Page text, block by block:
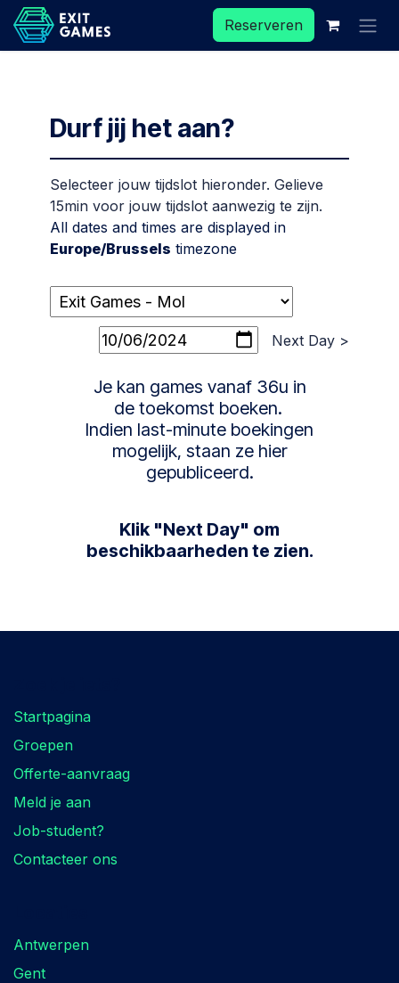
Overslaan naar inhoud
Reserveren
Durf jij het aan?
Selecteer jouw tijdslot hieronder. Gelieve
15min voor jouw tijdslot aanwezig te zijn.
All dates and times are displayed in
Europe/Brussels timezone
Next Day >
Je kan games vanaf 36u in
de toekomst boeken.
Indien last-minute boekingen
mogelijk, staan ze hier
gepubliceerd.
Klik "Next Day" om
beschikbaarheden te zien.
Startpagina
Groepen
Offerte-aanvraag
Meld je aan
Job-student?
Contacteer ons
Antwerpen
Gent